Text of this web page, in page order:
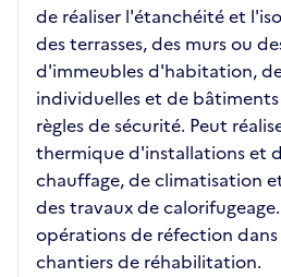
de réaliser l'étanchéité et
des terrasses, des murs ou
d'immeubles d'habitation,
individuelles et de
règles de sécurité. Peut
thermique d'installations et
chauffage, de climatisation
des travaux de
opérations de réfection
chantiers de réhabilitation.